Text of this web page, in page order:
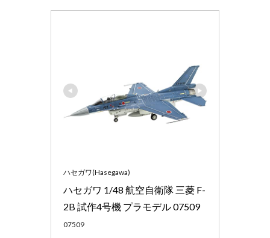
ハセガワ(Hasegawa)
ハセガワ 1/48 航空自衛隊 三菱 F-
2B 試作4号機 プラモデル 07509
07509